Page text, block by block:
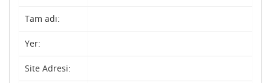
Tam adı:
Yer:
Site Adresi: